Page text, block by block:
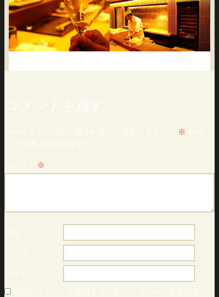
コメントを残す
メールアドレスが公開されることはありません。 ※ が付い
ている欄は必須項目です
コメント ※
名前
メール
サイト
次回のコメントで使用するためブラウザーに自分の名